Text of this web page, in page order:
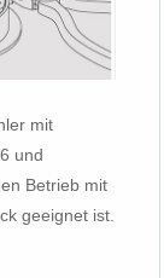
mit
und
Betrieb mit
geeignet ist.